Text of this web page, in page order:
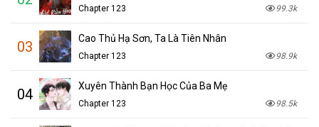
Chapter 123 99.3k
03 Cao Thủ Hạ Sơn, Ta Là Tiên Nhân
Chapter 123 98.9k
04 Xuyên Thành Bạn Học Của Ba Mẹ
Chapter 123 98.5k